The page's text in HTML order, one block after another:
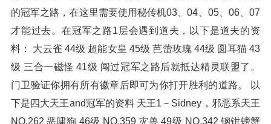
的冠军之路，在这里需要使用秘传机03、04、05、06、07
才能过去。在冠军之路1层会遇到道夫，以下是道夫的资
料： 大云雀 44级 超能女皇 45级 芭蕾玫瑰 44级 圆耳猫 43
级 三合一磁怪 41级 闯过冠军之路后就抵达精灵联盟了。
门卫验证你拥有所有徽章后即可为你打开胜利的道路。 以
下是四大天王and冠军的资料 天王1－Sidney，邪恶系天王
NO.262 恶啸狗 46级 NO.359 灾兽 49级 NO.342 钢钳螃蟹